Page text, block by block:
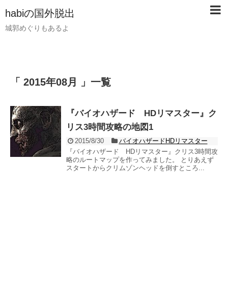
habiの国外脱出
城郭めぐりもあるよ
「 2015年08月 」一覧
『バイオハザード HDリマスター』ク
リス3時間攻略の地図1
2015/8/30
バイオハザードHDリマスター
『バイオハザード HDリマスター』クリス3時間攻
略のルートマップを作ってみました。 とりあえず
スタートからクリムゾンヘッドを倒すところ...